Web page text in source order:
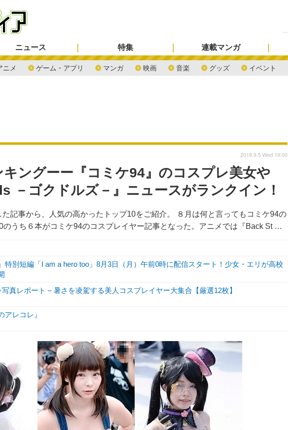
ニュース
ニメ ゲーム・アプリ マンガ 映画 音楽 グッズ イベント
特集 連載マンガ
ングーー『コミケ94』のコスプレ美女や
－ゴクドルズ－』ニュースがランクイン！
記事から、人気の高かったトップ10をご紹介。 ８月は何と言ってもコミケ94の
のうち６本がコミケ94のコスプレイヤー記事となった。アニメでは『Back St …
2018.9.5 Wed 19:00
特別短編「I am a hero too」8月3日（月）午前0時に配信スタート！少女・エリが高校
写真レポート – 暑さを凌駕する美人コスプレイヤー大集合【厳選12枚】
アレコレ』